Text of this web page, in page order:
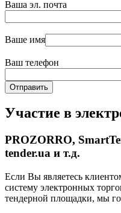
Ваша эл. почта
Ваше имя
Ваш телефон
Участие в
PROZORRO,
tender.ua и т.д.
Если Вы являетесь
систему электронных
тендерной площадки, мы